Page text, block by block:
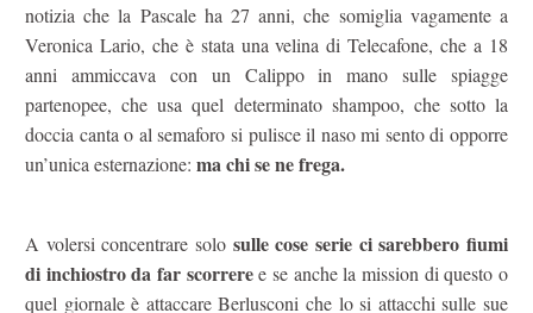
notizia che la Pascale ha 27 anni, che somiglia vagamente a
Veronica Lario, che è stata una velina di Telecafone, che a 18
anni ammiccava con un Calippo in mano sulle spiagge
partenopee, che usa quel determinato shampoo, che sotto la
doccia canta o al semaforo si pulisce il naso mi sento di opporre
un’unica esternazione: ma chi se ne frega.
A volersi concentrare solo sulle cose serie ci sarebbero fiumi
di inchiostro da far scorreree se anche la mission di questo o
quel giornale è attaccare Berlusconi che lo si attacchi sulle sue